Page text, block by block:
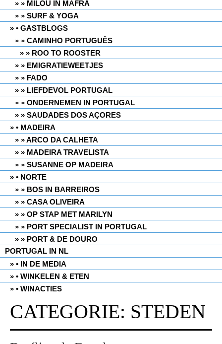
» MILOU IN MAFRA
» SURF & YOGA
• GASTBLOGS
» CAMINHO PORTUGUÊS
» ROO TO ROOSTER
» EMIGRATIEWEETJES
» FADO
» LIEFDEVOL PORTUGAL
» ONDERNEMEN IN PORTUGAL
» SAUDADES DOS AÇORES
• MADEIRA
» ARCO DA CALHETA
» MADEIRA TRAVELISTA
» SUSANNE OP MADEIRA
• NORTE
» BOS IN BARREIROS
» CASA OLIVEIRA
» OP STAP MET MARILYN
» PORT SPECIALIST IN PORTUGAL
» PORT & DE DOURO
PORTUGAL IN NL
• IN DE MEDIA
• WINKELEN & ETEN
• WINACTIES
CATEGORIE: STEDEN